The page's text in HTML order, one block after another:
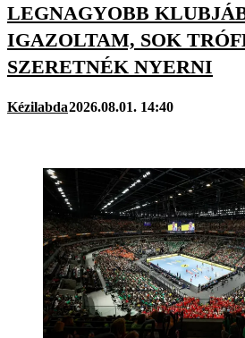
LEGNAGYOBB
IGAZOLTAM, SOK
SZERETNÉK NYERNI
Kézilabda2026.08.01. 14:40